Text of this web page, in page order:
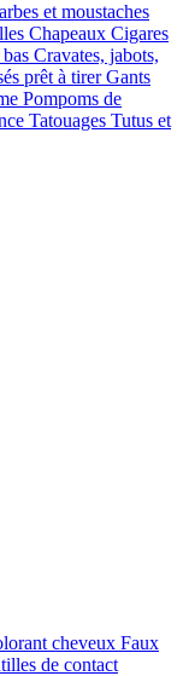
et moustaches
Chapeaux Cigares
Cravates, jabots,
prêt à tirer Gants
Pompoms de
Tatouages Tutus et
cheveux Faux
de contact